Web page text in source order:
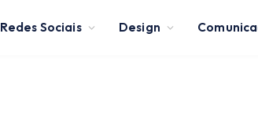
Redes Sociais Design